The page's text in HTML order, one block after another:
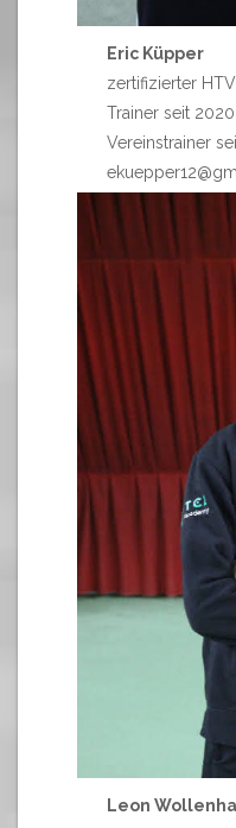
Eric Küpper
zertifizierter
Trainer seit 2020
Vereinstrainer
Leon